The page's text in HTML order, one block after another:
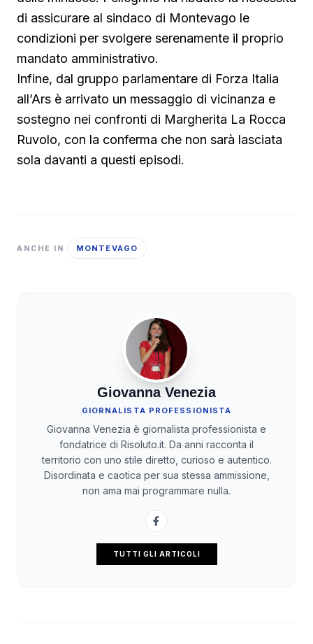
di assicurare al sindaco di Montevago le
condizioni per svolgere serenamente il proprio
mandato amministrativo.
Infine, dal gruppo parlamentare di Forza Italia
all’Ars è arrivato un messaggio di vicinanza e
sostegno nei confronti di Margherita La Rocca
Ruvolo, con la conferma che non sarà lasciata
sola davanti a questi episodi.
ANCHE IN MONTEVAGO
Giovanna Venezia
GIORNALISTA PROFESSIONISTA
Giovanna Venezia è giornalista professionista e
fondatrice di Risoluto.it. Da anni racconta il
territorio con uno stile diretto, curioso e autentico.
Disordinata e caotica per sua stessa ammissione,
non ama mai programmare nulla.
TUTTI GLI ARTICOLI